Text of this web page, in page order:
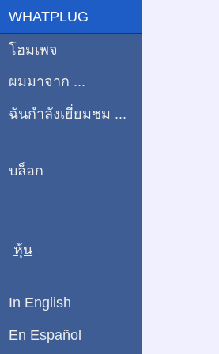
WHATPLUG
โฮมเพจ
ผมมาจาก ...
ฉันกำลังเยี่ยมชม ...
บล็อก
หุ้น
In English
En Español